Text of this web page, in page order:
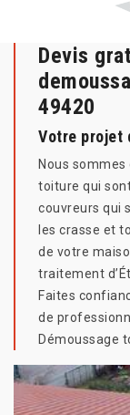
Devis
49420
Votre projet
Nous
toiture qui
couvreurs qui
les crasse et
de votre
traitement
Faites
de
Démoussage